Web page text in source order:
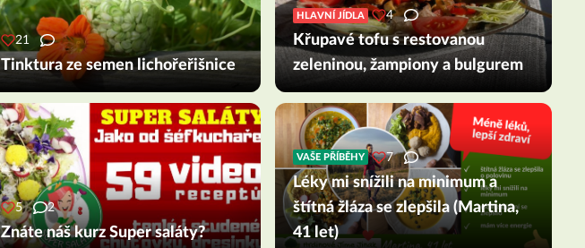
21
Tinktura ze semen lichořeřišnice
HLAVNÍ JÍDLA 4
Křupavé tofu s restovanou
zeleninou, žampiony a bulgurem
5 2
Znáte náš kurz Super saláty?
VAŠE PŘÍBĚHY 7
Léky mi snížili na minimum a
štítná žláza se zlepšila (Martina,
41 let)